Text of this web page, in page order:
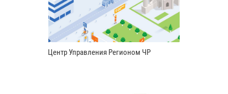
Центр Управления Регионом ЧР